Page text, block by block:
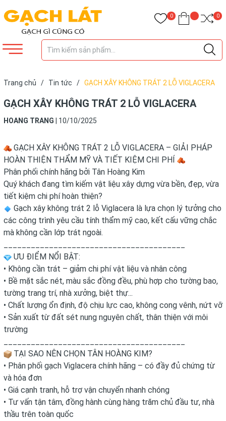
0 0
Trang chủ / Tin tức / GẠCH XÂY KHÔNG TRÁT 2 LỖ VIGLACERA
GẠCH XÂY KHÔNG TRÁT 2 LỖ VIGLACERA
HOANG TRANG 10/10/2025
GẠCH XÂY KHÔNG TRÁT 2 LỖ VIGLACERA – GIẢI PHÁP
HOÀN THIỆN THẨM MỸ VÀ TIẾT KIỆM CHI PHÍ
Phân phối chính hãng bởi Tân Hoàng Kim
Quý khách đang tìm kiếm vật liệu xây dựng vừa bền, đẹp, vừa
tiết kiệm chi phí hoàn thiện?
Gạch xây không trát 2 lỗ Viglacera là lựa chọn lý tưởng cho
các công trình yêu cầu tính thẩm mỹ cao, kết cấu vững chắc
mà không cần lớp trát ngoài.
ƯU ĐIỂM NỔI BẬT:
• Không cần trát – giảm chi phí vật liệu và nhân công
• Bề mặt sắc nét, màu sắc đồng đều, phù hợp cho tường bao,
tường trang trí, nhà xưởng, biệt thự...
• Chất lượng ổn định, độ chịu lực cao, không cong vênh, nứt vỡ
• Sản xuất từ đất sét nung nguyên chất, thân thiện với môi
trường
TẠI SAO NÊN CHỌN TÂN HOÀNG KIM?
• Phân phối gạch Viglacera chính hãng – có đầy đủ chứng từ
và hóa đơn
• Giá cạnh tranh, hỗ trợ vận chuyển nhanh chóng
• Tư vấn tận tâm, đồng hành cùng hàng trăm chủ đầu tư, nhà
thầu trên toàn quốc